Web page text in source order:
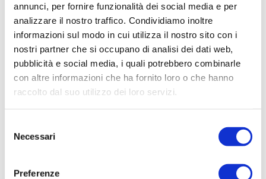
annunci, per fornire funzionalità dei social media e per
analizzare il nostro traffico. Condividiamo inoltre
informazioni sul modo in cui utilizza il nostro sito con i
nostri partner che si occupano di analisi dei dati web,
pubblicità e social media, i quali potrebbero combinarle
con altre informazioni che ha fornito loro o che hanno
raccolto dal suo utilizzo dei loro servizi.
delNecessari
Preferenze
Codice Fiscale:
Procedura di scelta:
Affidamento ai sensi del Regolamento Generale
Aziendale per Lavori Servizi e Forniture
Aggiudicatario Nome:
SSG SRL - cod. fisc. 02834150308
Importo Aggiudicazione: